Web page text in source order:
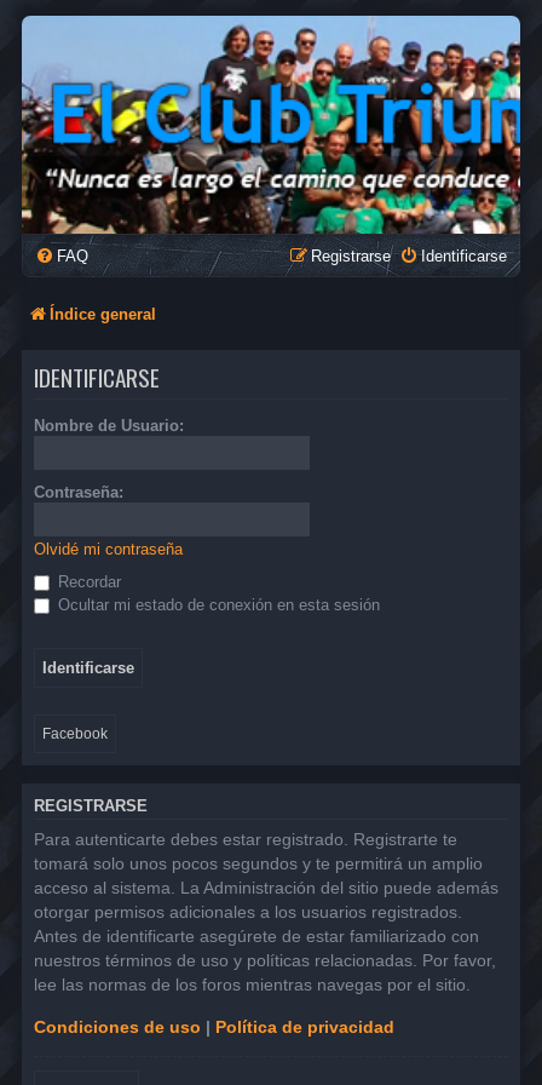
FAQ Identificarse
Registrarse
Índice general
IDENTIFICARSE
Nombre de Usuario:
Contraseña:
Olvidé mi contraseña
Recordar
Ocultar mi estado de conexión en esta sesión
Facebook
REGISTRARSE
Para autenticarte debes estar registrado. Registrarte te
tomará solo unos pocos segundos y te permitirá un amplio
acceso al sistema. La Administración del sitio puede además
otorgar permisos adicionales a los usuarios registrados.
Antes de identificarte asegúrete de estar familiarizado con
nuestros términos de uso y políticas relacionadas. Por favor,
lee las normas de los foros mientras navegas por el sitio.
Condiciones de uso | Política de privacidad